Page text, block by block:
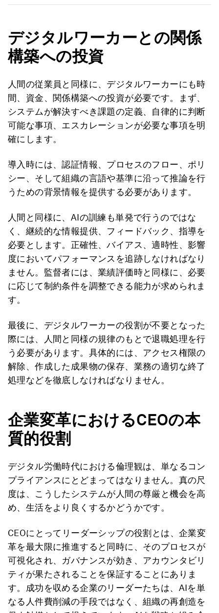
デジタルワーカーとの関係
構築への投資
人間の従業員と同様に、デジタルワーカーにも時
間、資金、関係構築への投資が必要です。まず、
システムが解決すべき課題の定義、自律的に判断
可能な事項、エスカレーションが必要な事項を明
確にします。
導入時には、認証情報、プロセスのフロー、ポリ
シー、そして組織の言語や基準に沿って推論を行
うための背景情報を提供する必要があります。
人間と同様に、AIの訓練も単発で行うのではな
く、継続的な情報提供、フィードバック、指導を
必要とします。正確性、バイアス、適時性、影響
度においてパフォーマンスを追跡しなければなり
ません。監督者には、業績評価時と同様に、必要
に応じて制約条件を調整できる能力が求められま
す。
最後に、デジタルワーカーの役割が不要となった
際には、人間と同様の規律のもとで退職処理を行
う必要があります。具体的には、アクセス権限の
解除、作成した成果物の保存、業務の適切な終了
処理などを徹底しなければなりません。
企業変革におけるCEOの本
質的役割
デジタル労働時代における倫理観は、単なるコン
プライアンスにとどまってはなりません。真の尺
度は、こうしたシステムが人間の尊厳と機会を高
め、生活をより良くするかどうかです。
CEOにとってリーダーシップの役割とは、企業変
革を最大限に推進すると同時に、そのプロセスが
可視化され、ガバナンスが効き、アカウンタビリ
ティが果たされることを保証することにありま
す。成功を収める企業のリーダーたちは、AIを単
なる人件費削減の手段ではなく、組織の再創造を